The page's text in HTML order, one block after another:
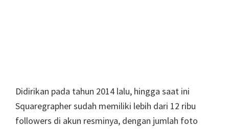
Didirikan pada tahun 2014 lalu, hingga saat ini
Squaregrapher sudah memiliki lebih dari 12 ribu
followers di akun resminya, dengan jumlah foto